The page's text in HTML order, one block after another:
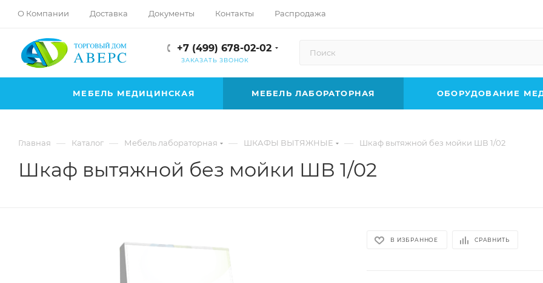
О Компании Доставка Документы Контакты Распродажа
+7 (499) 678-02-02
ЗАКАЗАТЬ ЗВОНОК
МЕБЕЛЬ МЕДИЦИНСКАЯ МЕБЕЛЬ ЛАБОРАТОРНАЯ ОБОРУДОВАНИЕ
Главная — Каталог — Мебель лабораторная — ШКАФЫ ВЫТЯЖНЫЕ — Шкаф вытяжной без мойки ШВ 1/02
Шкаф вытяжной без мойки ШВ 1/02
В ИЗБРАННОЕ СРАВНИТЬ
movies